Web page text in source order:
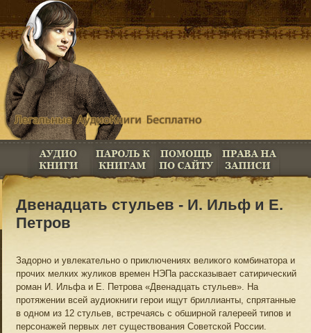
Двенадцать стульев - И. Ильф и Е.
Петров
Задорно и увлекательно о приключениях великого комбинатора и
прочих мелких жуликов времен НЭПа рассказывает сатирический
роман И. Ильфа и Е. Петрова «Двенадцать стульев». На
протяжении всей аудиокниги герои ищут бриллианты, спрятанные
в одном из 12 стульев, встречаясь с обширной галереей типов и
персонажей первых лет существования Советской России.